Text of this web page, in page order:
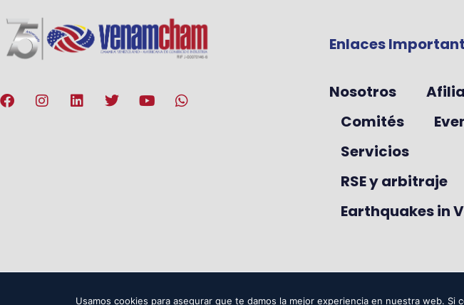
Enlaces
Nosotros
Comités
Servicios
RSE y arbitraje
Earthquakes in
© 2025. VenAmCham. Todos los derechos reservados.
Usamos cookies para asegurar que te damos la mejor experiencia en nuestra web.